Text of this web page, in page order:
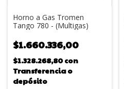
Horno a Gas Tromen
Tango 780 - (Multigas)
$1.660.336,00
$1.328.268,80con
Transferencia o
depósito